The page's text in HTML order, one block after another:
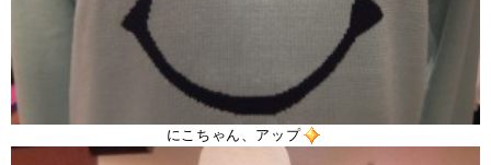
にこちゃん、アップ